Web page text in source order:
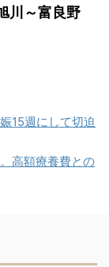
川～富良野
15週にして切迫
高額療養費との